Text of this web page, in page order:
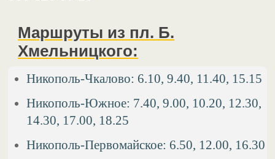
Маршруты из пл. Б.
Хмельницкого:
Никополь-Чкалово: 6.10, 9.40, 11.40, 15.15
Никополь-Южное: 7.40, 9.00, 10.20, 12.30,
14.30, 17.00, 18.25
Никополь-Первомайское: 6.50, 12.00, 16.30